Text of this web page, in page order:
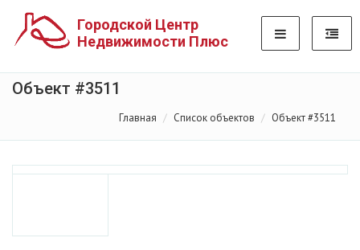
Городской Центр
Недвижимости Плюс
Объект #3511
Главная Список объектов Объект #3511